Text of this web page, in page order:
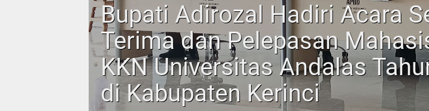
Bupati Adirozal Hadiri Acara
Terima dan Pelepasan
KKN Universitas Andalas
di Kabupaten Kerinci